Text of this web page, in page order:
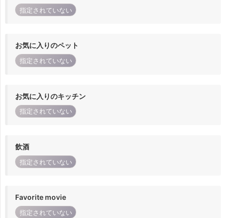
指定されていない
お気に入りのペット
指定されていない
お気に入りのキッチン
指定されていない
飲酒
指定されていない
Favorite movie
指定されていない